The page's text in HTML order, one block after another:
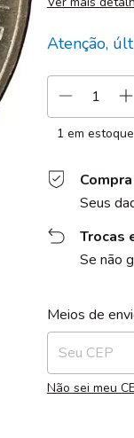
Atenção,
1 em estoque
Seus
Trocas
Se não
Entregas para o
Meios de
Não sei meu